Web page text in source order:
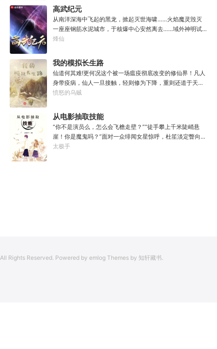
力解锁图鉴。3.一切解释归游戏所有。
之志。一时机发，便可翻云覆雨，决势分野，定鼎问道，证
位成龙。作为一个迷路的穿越者，张行一开始也想成龙，但
后来，他发现这个行当卷的太厉害了，就决定改行，去黜落
群龙。所谓行尽天下路，使天地处处通，黜遍天下龙，使世
间人人可为龙。
高武纪元
从南洋深海中飞起的黑龙，掀起灭世海啸……火焰魔灵毁灭
一座座钢筋水泥城市，于核爆中心安然离去……域外神明试
图统治整片星海……这是人类科技高度发达的未来世界。也
源，心怀能观想星海的奇异神宫，在这个世界艰难前行。多
年以后。“我现在的飞行速度是122682米/每秒，力量爆发
是……”李源在距蓝星表层约180公里的大气层中极速飞行，
冰冷眸子盯着昏暗虚空尽头那条形似神话传说中神龙的庞然
大物：“你，应该是所有入侵半神生命体中最强的一个
烽仙
我的模拟长生路
仙道何其难!更何况这个被一场瘟疫彻底改变的修仙界！凡人
身带疫病，仙人一旦接触，轻则修为下降，重则还道于天，
于是仙凡永隔；仙法不可同修，整个修仙界成为了一个巨大
凡尘中打滚，蹉跎一生。好在临终之时终于觉醒异宝，能够
化真为假，将真实的人生转为黄粱一梦，重回刚穿越之时！
于是，李凡开始了他的漫漫长生路！第二世，李凡历时五十
载终权倾天下，但却遍寻世间而不见仙踪。只在人生的末尾
得见仙人痕迹。第三世，李凡殚精竭虑、百般谋划，却终抵
愤怒的乌贼
从电影抽取技能
“你不是演员么，怎么会飞檐走壁？”“徒手攀上千米陡峭悬
崖！你是魔鬼吗？”面对一众绯闻女星惊呼，杜笙淡定瞥向从
影片中获得的绝技：【龙象般若功（紫）：十龙十象之力，
太极手
All Rights Reserved. Powered by emlog Themes by 知轩藏书.